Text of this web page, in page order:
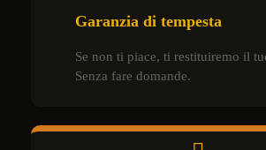
Garanzia di tempesta
Se non ti piace, ti restituiremo il
Senza fare domande.